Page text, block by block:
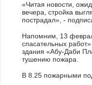
«Читая новости,
вечера, стройка
пострадал», -
Напомним, 13
спасательных
здания «Абу-Даби
тушению пожара.
В 8.25 пожарными